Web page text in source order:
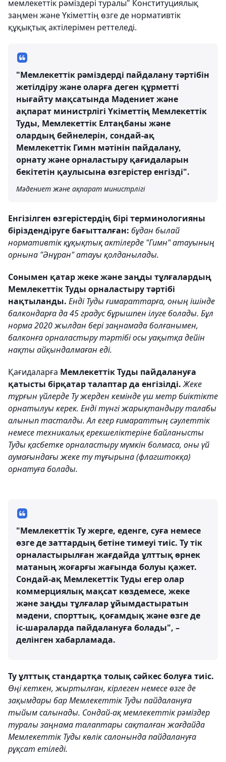
мемлекеттік рәміздері туралы" Конституциялық
заңмен және Үкіметтің өзге де нормативтік
құқықтық актілерімен реттеледі.
"Мемлекеттік рәміздерді пайдалану тәртібін
жетілдіру және оларға деген құрметті
нығайту мақсатында Мәдениет және
ақпарат министрлігі Үкіметтің Мемлекеттік
Туды, Мемлекеттік Елтаңбаны және
олардың бейнелерін, сондай-ақ
Мемлекеттік Гимн мәтінін пайдалану,
орнату және орналастыру қағидаларын
бекітетін қаулысына өзгерістер енгізді".
Мәдениет және ақпарат министрлігі
Енгізілген өзгерістердің бірі терминологияны
біріздендіруге бағытталған: бұдан былай
нормативтік құқықтық актілерде "Гимн" атауының
орнына "Әнұран" атауы қолданылады.
Сонымен қатар жеке және заңды тұлғалардың
Мемлекеттік Туды орналастыру тәртібі
нақтыланды. Енді Туды ғимараттарға, оның ішінде
балкондарға да 45 градус бұрышпен ілуге болады. Бұл
норма 2020 жылдан бері заңнамада болғанымен,
балконға орналастыру тәртібі осы уақытқа дейін
нақты айқындалмаған еді.
Қағидаларға Мемлекеттік Туды пайдалануға
қатысты бірқатар талаптар да енгізілді.Жеке
тұрғын үйлерде Ту жерден кемінде үш метр биіктікте
орнатылуы керек. Енді түнгі жарықтандыру талабы
алынып тасталды. Ал егер ғимараттың сәулеттік
немесе техникалық ерекшеліктеріне байланысты
Туды қасбетке орналастыру мүмкін болмаса, оны үй
аумағындағы жеке ту тұғырына (флагштокқа)
орнатуға болады.
"Мемлекеттік Ту жерге, еденге, суға немесе
өзге де заттардың бетіне тимеуі тиіс. Ту тік
орналастырылған жағдайда ұлттық өрнек
матаның жоғарғы жағында болуы қажет.
Сондай-ақ Мемлекеттік Туды егер олар
коммерциялық мақсат көздемесе, жеке
және заңды тұлғалар ұйымдастыратын
мәдени, спорттық, қоғамдық және өзге де
іс-шараларда пайдалануға болады", –
делінген хабарламада.
Ту ұлттық стандартқа толық сәйкес болуға тиіс.
Өңі кеткен, жыртылған, кірлеген немесе өзге де
зақымдары бар Мемлекеттік Туды пайдалануға
тыйым салынады. Сондай-ақ мемлекеттік рәміздер
туралы заңнама талаптары сақталған жағдайда
Мемлекеттік Туды көлік салонында пайдалануға
рұқсат етіледі.